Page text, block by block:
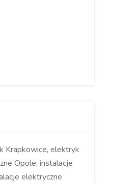
Krapkowice, elektryk
Opole, instalacje
elektryczne